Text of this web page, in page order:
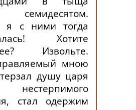
семидесятом.
я с ними тогда
Хотите
Извольте.
мною
душу царя
стал одержим